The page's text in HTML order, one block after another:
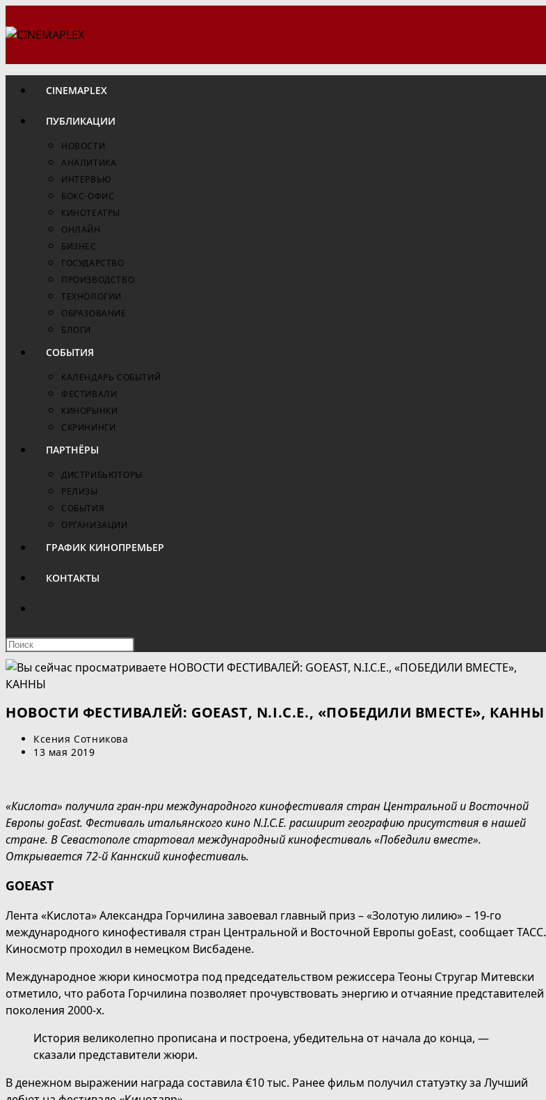
к
CINEMAPLEX
ПУБЛИКАЦИИ
НОВОСТИ
АНАЛИТИКА
ИНТЕРВЬЮ
БОКС-ОФИС
КИНОТЕАТРЫ
ОНЛАЙН
БИЗНЕС
ГОСУДАРСТВО
ПРОИЗВОДСТВО
ТЕХНОЛОГИИ
ОБРАЗОВАНИЕ
БЛОГИ
СОБЫТИЯ
КАЛЕНДАРЬ СОБЫТИЙ
ФЕСТИВАЛИ
КИНОРЫНКИ
СКРИНИНГИ
ПАРТНЁРЫ
ДИСТРИБЬЮТОРЫ
РЕЛИЗЫ
СОБЫТИЯ
ОРГАНИЗАЦИИ
ГРАФИК КИНОПРЕМЬЕР
КОНТАКТЫ
ПОИСК
ПО
Нажмите
клавишу
Escape,
закрыть
НОВОСТИ ФЕСТИВАЛЕЙ: GOEAST, N.I.C.E., «ПОБЕДИЛИ ВМЕСТЕ», КАННЫ
Автор
записи:
Ксения Сотникова
Запись
13 мая 2019
«Кислота» получила гран-при международного кинофестиваля стран Центральной и Восточной
Европы goEast. Фестиваль итальянского кино N.I.C.E. расширит географию присутствия в нашей
стране. В Севастополе стартовал международный кинофестиваль «Победили вместе».
Открывается 72-й Каннский кинофестиваль.
GOEAST
Лента «Кислота» Александра Горчилина завоевал главный приз – «Золотую лилию» – 19-го
международного кинофестиваля стран Центральной и Восточной Европы goEast, сообщает ТАСС.
Киносмотр проходил в немецком Висбадене.
Международное жюри киносмотра под председательством режиссера Теоны Стругар Митевски
отметило, что работа Горчилина позволяет прочувствовать энергию и отчаяние представителей
поколения 2000-х.
История великолепно прописана и построена, убедительна от начала до конца, —
сказали представители жюри.
В денежном выражении награда составила €10 тыс. Ранее фильм получил статуэтку за Лучший